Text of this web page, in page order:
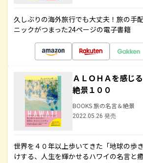
久しぶりの海外旅行でも大丈夫！旅の手
ニックがつまった24ページの電子書籍
ＡＬＯＨＡを感じ
絶景１００
BOOKS 旅の名言＆絶景
2022.05.26 発売
世界を４０年以上歩いてきた「地球の歩
けする、人生を輝かせるハワイの名言と